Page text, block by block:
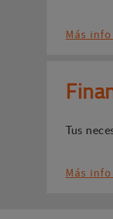
Más
Tus
Más